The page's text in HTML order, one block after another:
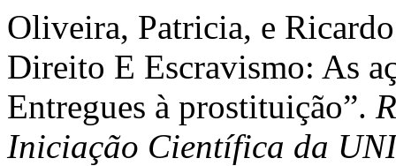
Oliveira, Patricia, e
Direito E Escravismo: As
Entregues à prostituição”.
Iniciação Científica da